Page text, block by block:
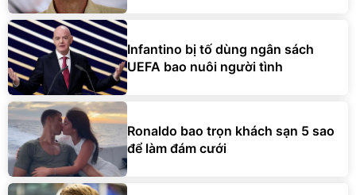
Infantino bị tố dùng ngân sách
UEFA bao nuôi người tình
Ronaldo bao trọn khách sạn 5 sao
để làm đám cưới